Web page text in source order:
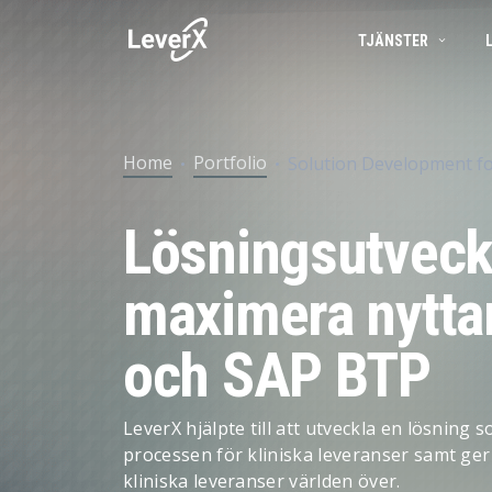
TJÄNSTER
APPLIKATIONSTJÄNSTER
SAP I MOLNET
ARTIFICIELL INTELLIGENS (AI)
SAP S/4HANA-LÖSNINGAR
Produktlivscykelhantering
Försörjningskedjehantering
Spend Management
Ekonomistyrning
Asset Management
PRODUKTER
SAP EWM
Home Portfolio Solution Development
maximera
och SAP BTP
LeverX hjälpte till att utveckla en lösning
processen för kliniska leveranser samt
kliniska leveranser världen över.